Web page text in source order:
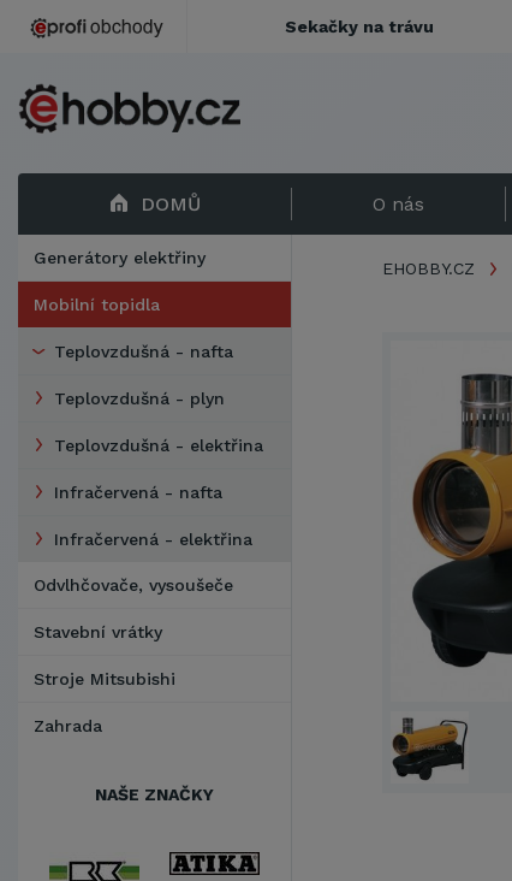
DOMŮ O nás
Generátory elektřiny
Mobilní topidla
Teplovzdušná - nafta
Teplovzdušná - plyn
Teplovzdušná - elektřina
Infračervená - nafta
Infračervená - elektřina
Odvlhčovače, vysoušeče
Stavební vrátky
Stroje Mitsubishi
Zahrada
NAŠE ZNAČKY
EHOBBY.CZ
Sekačky na trávu